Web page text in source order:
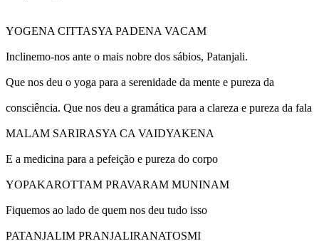
YOGENA CITTASYA PADENA VACAM
Inclinemo-nos ante o mais nobre dos sábios, Patanjali.
Que nos deu o yoga para a serenidade da mente e pureza da
consciência. Que nos deu a gramática para a clareza e pureza da fala
MALAM SARIRASYA CA VAIDYAKENA
E a medicina para a pefeição e pureza do corpo
YOPAKAROTTAM PRAVARAM MUNINAM
Fiquemos ao lado de quem nos deu tudo isso
PATANJALIM PRANJALIRANATOSMI